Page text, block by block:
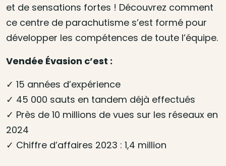
et de sensations fortes ! Découvrez comment
ce centre de parachutisme s’est formé pour
développer les compétences de toute l’équipe.
Vendée Évasion c’est :
✓ 15 années d’expérience
✓ 45 000 sauts en tandem déjà effectués
✓ Près de 10 millions de vues sur les réseaux en
2024
✓ Chiffre d’affaires 2023 : 1,4 million